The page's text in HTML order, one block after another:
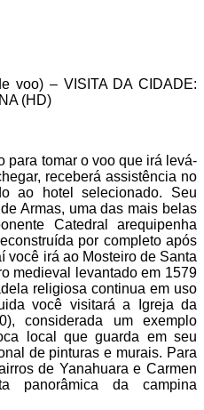
voo) – VISITA DA CIDADE:
(HD)
para tomar o voo que irá levá-
receberá assistência no
ao hotel selecionado. Seu
Armas, uma das mais belas
Catedral arequipenha
por completo após
você irá ao Mosteiro de Santa
medieval levantado em 1579
religiosa continua em uso
você visitará a Igreja da
considerada um exemplo
local que guarda em seu
de pinturas e murais. Para
de Yanahuara e Carmen
panorâmica da campina